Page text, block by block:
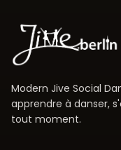
Modern Jive Social
apprendre à danser,
tout moment.